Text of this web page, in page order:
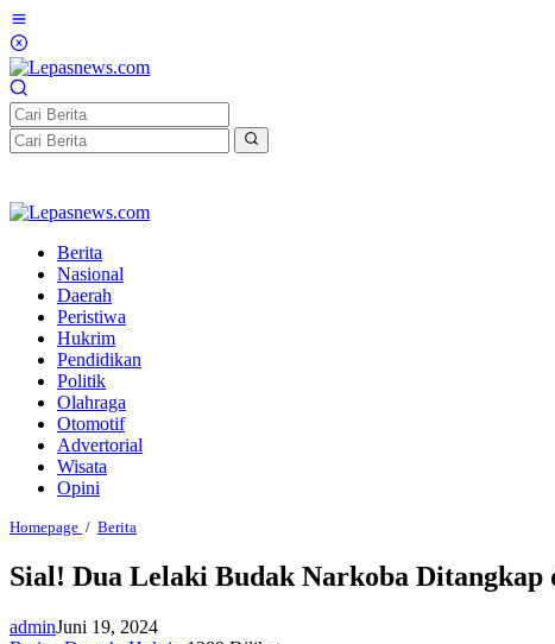
Lewati
ke
konten
Berita
Nasional
Daerah
Peristiwa
Hukrim
Pendidikan
Politik
Olahraga
Otomotif
Advertorial
Wisata
Opini
Homepage / Berita
Lelaki
Budak
Ditangkap
di
Sial! Dua Lelaki Budak Narkoba
adminJuni 19, 2024